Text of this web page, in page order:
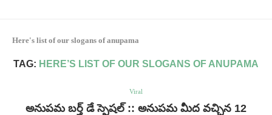
Here's list of our slogans of anupama
TAG: HERE’S LIST OF OUR SLOGANS OF ANUPAMA
Viral
అనుపమ బర్త్ డే స్పెషల్ :: అనుపమ మీద వచ్చిన 12